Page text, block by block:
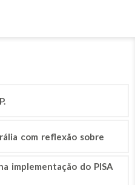
com reflexão sobre
implementação do PISA